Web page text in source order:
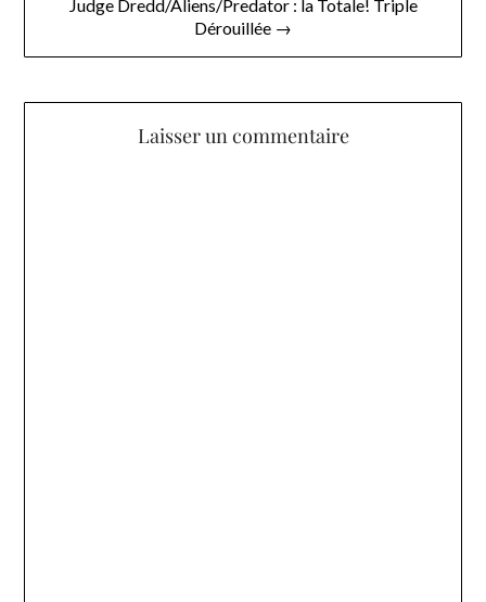
Judge Dredd/Aliens/Predator : la Totale! Triple
Dérouillée →
Laisser un commentaire